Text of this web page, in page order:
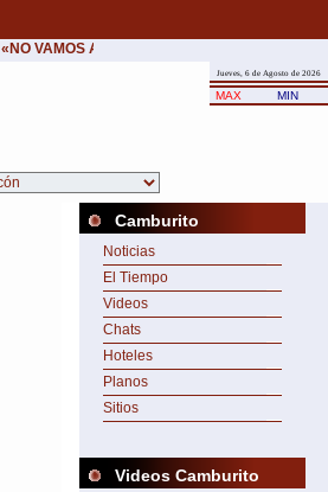
«NO VAMOS A CEDER NUNCA AL CHANTAJE
Jueves, 6 de Agosto de 2026
MAX MIN
Camburito
Noticias
El Tiempo
Videos
Chats
Hoteles
Planos
Sitios
Videos Camburito